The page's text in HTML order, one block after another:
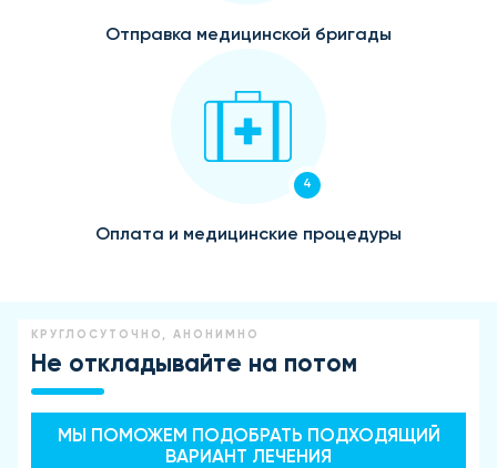
Отправка медицинской бригады
4
Оплата и медицинские процедуры
КРУГЛОСУТОЧНО, АНОНИМНО
Не откладывайте на потом
МЫ ПОМОЖЕМ ПОДОБРАТЬ ПОДХОДЯЩИЙ
ВАРИАНТ ЛЕЧЕНИЯ